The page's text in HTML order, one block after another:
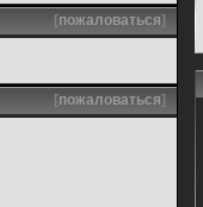
[пожаловаться]
[пожаловаться]